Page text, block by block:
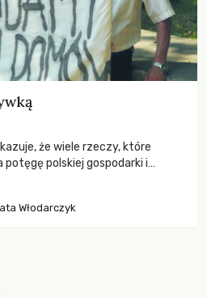
że wiele rzeczy, które
polskiej gospodarki i
Włodarczyk